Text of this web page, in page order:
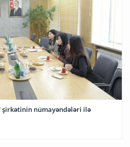
şirkətinin nümayəndələri ilə